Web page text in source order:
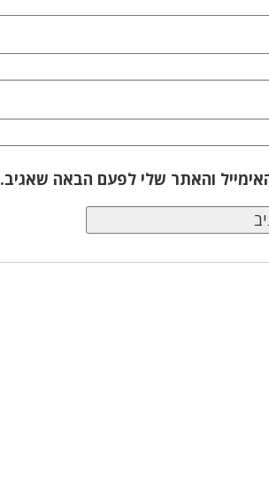
והאתר שלי לפעם הבאה שאגיב.